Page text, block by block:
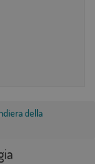
della